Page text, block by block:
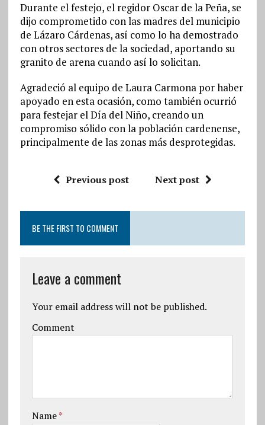
Durante el festejo, el regidor Oscar de la Peña, se
dijo comprometido con las madres del municipio
de Lázaro Cárdenas, así como lo ha demostrado
con otros sectores de la sociedad, aportando su
granito de arena cuando así lo solicitan.
Agradeció al equipo de Laura Carmona por haber
apoyado en esta ocasión, como también ocurrió
para festejar el Día del Niño, creando un
compromiso sólido con la población cardenense,
principalmente de las zonas más desprotegidas.
Previous post Next post
BE THE FIRST TO COMMENT
Leave a comment
Your email address will not be published.
Comment
Name*